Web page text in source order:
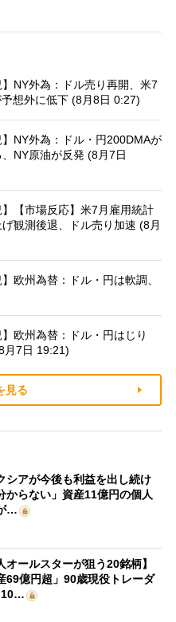
NY外為：ドル売り再開、米7
想外に低下 (8月8日 0:27)
NY外為：ドル・円200DMAが
NY原油が反発 (8月7日
【市場反応】米7月雇用統計
観測後退、ドル売り加速 (8月
欧州為替：ドル・円は軟調、
欧州為替：ドル・円はじり
月7日 19:21)
見る
シアが今後も利益を出し続け
からない」資産11億円の個人
…
オールスターが狙う20銘柄】
69億円超」90歳現役トレーダ